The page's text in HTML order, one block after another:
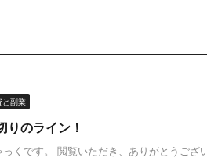
と副業
りのライン！
っくです。 閲覧いただき、ありがとうご